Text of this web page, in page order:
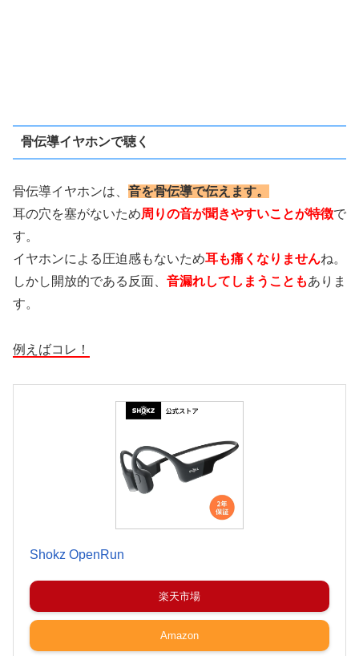
骨伝導イヤホンで聴く
骨伝導イヤホンは、 音を骨伝導で伝えます。
耳の穴を塞がないため周りの音が聞きやすいことが特徴で
す。
イヤホンによる圧迫感もないため耳も痛くなりませんね。
しかし開放的である反面、 音漏れしてしまうこともありま
す。
例えばコレ！
Shokz OpenRun
楽天市場
Amazon